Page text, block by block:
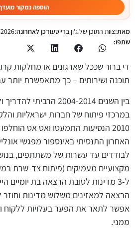
הוספה כמקור
מאת:צוות התוכן של ג'ון ברייסעודכן לאחרונה:
שתפו:
די ברור שככל שארגונים או מחלקות
תוכנה ושירותים – כך מתאפשרת יותר
בין השנים 2004-2014
במרכזי פיתוח של חברות ישראליות
2010 הנסיעות התמעטו ואט אט
האחרון התנסיתי באינספור מפגשי
לבודדים עד עשרות של משתתפים,
מקצועיים מעמיקים (פיתוח צד-שרת
ל-3 מדינות לטובת הרצאה בת יומיים
הרצאה למאזינים משלוש מדינות
אפשר לתאר את הפער בעלויות ללקוח
ממני.